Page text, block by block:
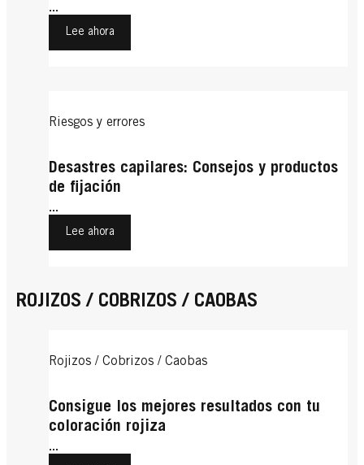
...
Lee ahora
Riesgos y errores
Desastres capilares: Consejos y productos
de fijación
...
Lee ahora
ROJIZOS / COBRIZOS / CAOBAS
Rojizos / Cobrizos / Caobas
Consigue los mejores resultados con tu
coloración rojiza
...